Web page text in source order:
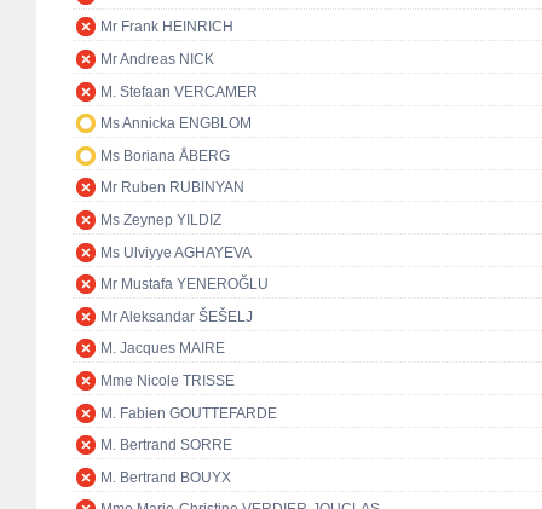
Mr Frank HEINRICH
Mr Andreas NICK
M. Stefaan VERCAMER
Ms Annicka ENGBLOM
Ms Boriana ÅBERG
Mr Ruben RUBINYAN
Ms Zeynep YILDIZ
Ms Ulviyye AGHAYEVA
Mr Mustafa YENEROĞLU
Mr Aleksandar ŠEŠELJ
M. Jacques MAIRE
Mme Nicole TRISSE
M. Fabien GOUTTEFARDE
M. Bertrand SORRE
M. Bertrand BOUYX